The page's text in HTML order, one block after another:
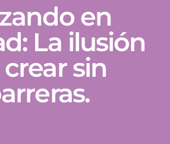
en
La ilusión
sin